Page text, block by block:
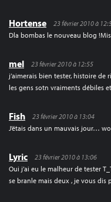
Hortense
23 février 2010 à
Dla bombas le nouveau blog
mel
23 février 2010 à 12:55
j’aimerais bien tester, histoire
les gens sotn vraiments débiles
Fish
23 février 2010 à 13:04
J’étais dans un mauvais jour…
Lyric
23 février 2010 à 13:06
Oui j’ai eu le malheur de tester
se branle mais deux , je vous dis